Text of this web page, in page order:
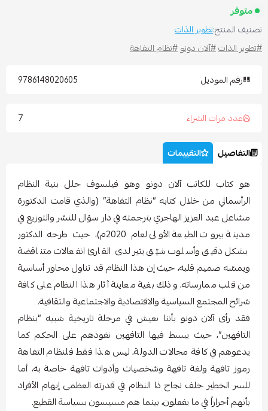
متوفر
المنتج:تطوير الذات
الذات#آلان دونو#نظام التفاهة
رقم الموديل 9786148020605
عدد مرات الشراء
التفاصيل التقييمات
هو كتاب للكاتب آلان دونو وهو فيلسوف حلل بنية النظام
الرأسمالي من خلال كتابه “نظام التفاهة” (والذي قامت الدكتورة
مشاعل عبد العزيز الهاجري بترجمته في دار سؤال للنشر والتوزيع في
مدينة بيروت الطبعة الأولى لعام 2020م)، حيث طرحه الدكتور
بشكل دقيق وأسلوب شيّق يثير لدى القارئ انفعالات متناقضة
ويمسّه صميم قلبه، حيث إن هذا النظام قد تناول محاور أساسية
من قلب ممارساته، وذلك بغية معاينة آثار هذا النظام على كافة
شرائح المجتمع السياسية والاقتصادية والاجتماعية والثقافية.
فقد رأى آلان دونو بأننا نعيش في مرحلة تاريخية شبيه “بنظام
التافهين”، حيث يبسط فيها التافهين نفوذهم على الحكم كما
يدعوهم في كافة مجالات الدولة، ليس هذا فقط فلنظام التفاهة
رموز تافهة ولغة تافهة وشخصيات وأدوات تافهة خاصة به، أما
للسر الخطير خلف نجاح ذا النظام في قدرته العظمى إيهام الأفراد
بأنهم أحراراً في ما يفعلون، بينما هم مسيسون بسياسة القطيع.